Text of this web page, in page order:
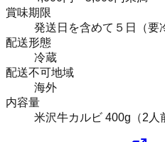
賞味期限
発送日を含めて５日（要
配送形態
冷蔵
配送不可地域
海外
内容量
米沢牛カルビ 400g（2人